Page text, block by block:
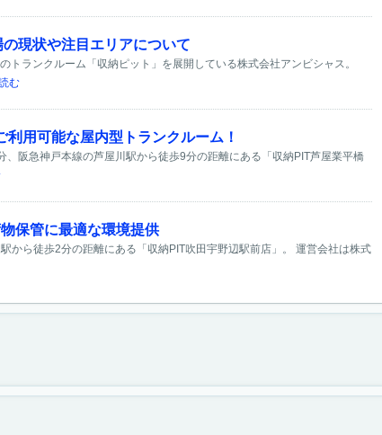
現状や注目エリアについて
ランクルーム「収納ピット」を展開している株式会社アンビシャス。
む
利用可能な屋内型トランクルーム！
、阪急神戸本線の芦屋川駅から徒歩9分の距離にある「収納PIT芦屋業平橋
保管に最適な環境提供
から徒歩2分の距離にある「収納PIT吹田宇野辺駅前店」。 運営会社は株式